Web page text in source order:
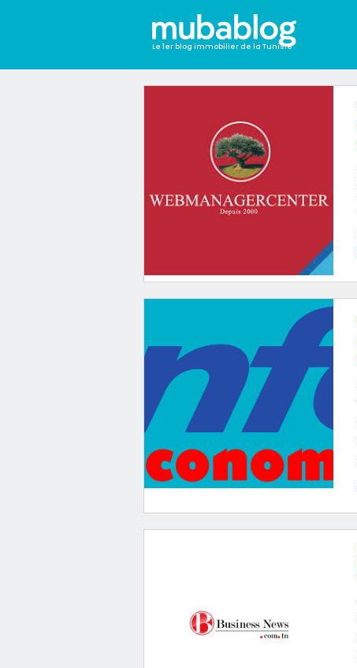
Le 1er blog immobilier de la Tunisie